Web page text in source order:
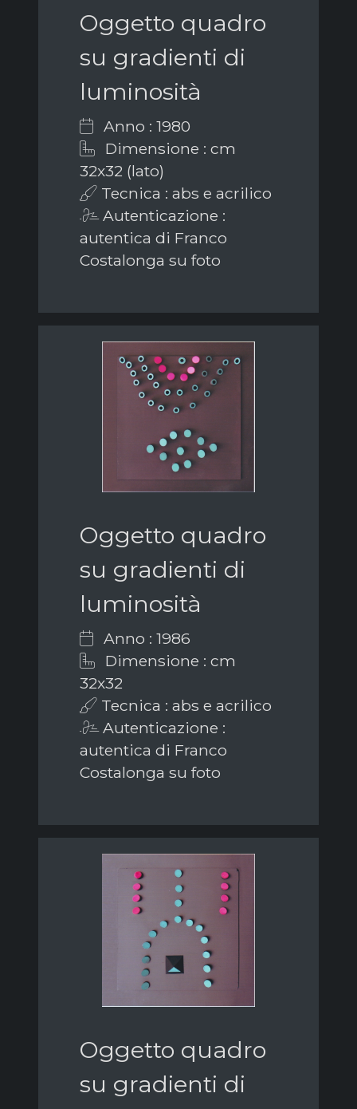
Oggetto quadro
su gradienti di
luminosità
Anno : 1980
Dimensione : cm
32x32 (lato)
Tecnica : abs e acrilico
Autenticazione :
autentica di Franco
Costalonga su foto
Oggetto quadro
su gradienti di
luminosità
Anno : 1986
Dimensione : cm
32x32
Tecnica : abs e acrilico
Autenticazione :
autentica di Franco
Costalonga su foto
Oggetto quadro
su gradienti di